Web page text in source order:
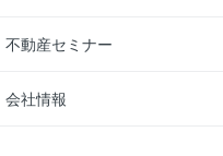
不動産セミナー
会社情報